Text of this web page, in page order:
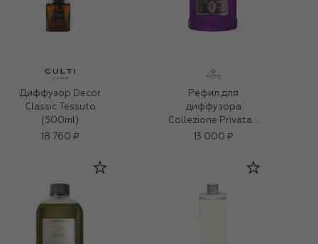
Диффузор Decor
Classic Tessuto
(500ml)
18 760 ₽
Рефил для
диффузора
Collezione Privata Il
Fiorino / "Цветок"
13 000 ₽